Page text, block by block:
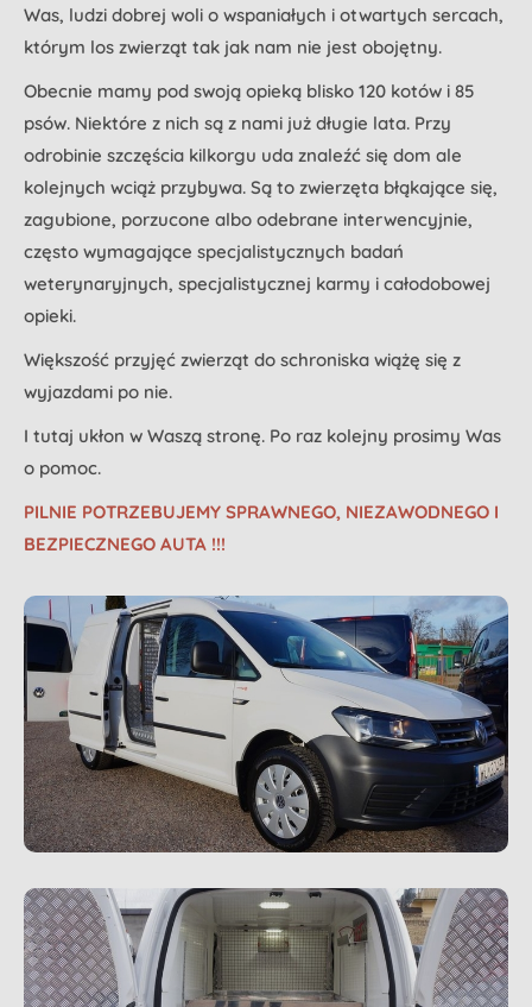
Was, ludzi dobrej woli o wspaniałych i otwartych sercach,
którym los zwierząt tak jak nam nie jest obojętny.
Obecnie mamy pod swoją opieką blisko 120 kotów i 85
psów. Niektóre z nich są z nami już długie lata. Przy
odrobinie szczęścia kilkorgu uda znaleźć się dom ale
kolejnych wciąż przybywa. Są to zwierzęta błąkające się,
zagubione, porzucone albo odebrane interwencyjnie,
często wymagające specjalistycznych badań
weterynaryjnych, specjalistycznej karmy i całodobowej
opieki.
Większość przyjęć zwierząt do schroniska wiążę się z
wyjazdami po nie.
I tutaj ukłon w Waszą stronę. Po raz kolejny prosimy Was
o pomoc.
PILNIE POTRZEBUJEMY SPRAWNEGO, NIEZAWODNEGO I
BEZPIECZNEGO AUTA !!!